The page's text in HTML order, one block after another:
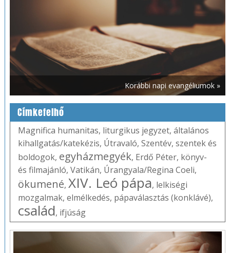
Korábbi napi evangéliumok »
Címkefelhő
Magnifica humanitas, liturgikus jegyzet, általános
kihallgatás/katekézis, Útravaló, Szentév, szentek és
boldogok, egyházmegyék, Erdő Péter, könyv-
és filmajánló, Vatikán, Úrangyala/Regina Coeli,
ökumené, XIV. Leó pápa, lelkiségi
mozgalmak, elmélkedés, pápaválasztás (konklávé),
család, ifjúság